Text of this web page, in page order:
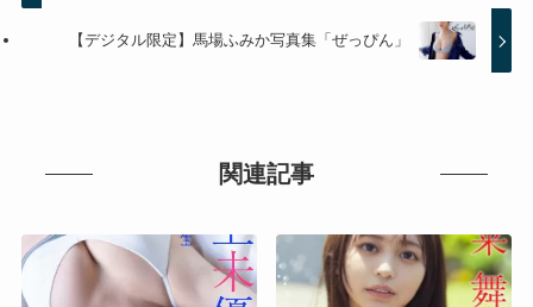
【デジタル限定】馬場ふみか写真集「ぜっぴん」
関連記事